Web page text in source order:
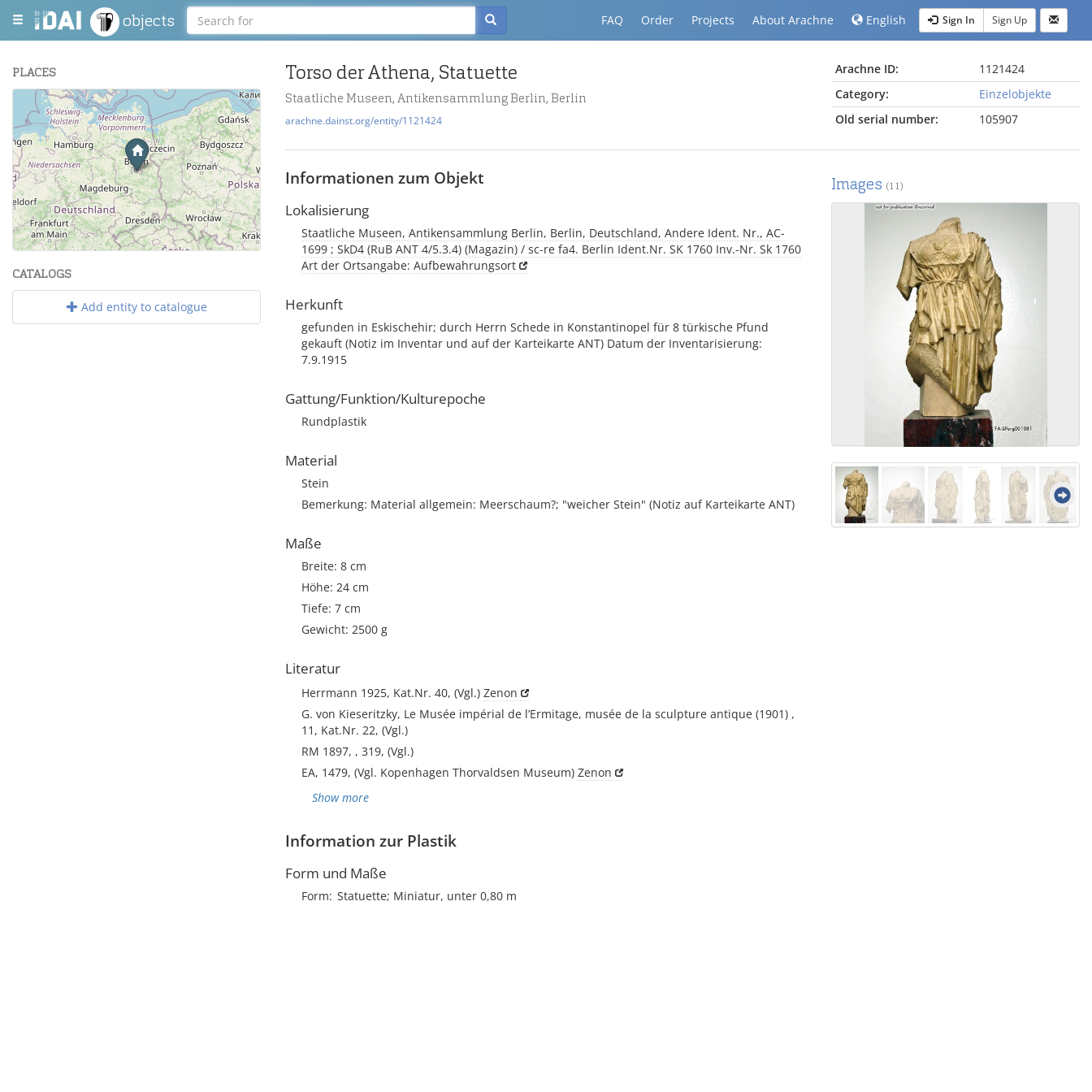
objects FAQ Order Projects About Arachne English Sign In Sign Up
PLACES
+
−
Leaflet| Maps and Data ©OpenStreetMap.
CATALOGS
Add entity to catalogue
Torso der Athena, Statuette
Staatliche Museen, Antikensammlung Berlin, Berlin
arachne.dainst.org/entity/1121424
Arachne ID:
1121424
Category:
Einzelobjekte
Old serial number:
105907
Informationen zum Objekt
Lokalisierung
Staatliche Museen, Antikensammlung Berlin, Berlin, Deutschland, Andere Ident. Nr., AC-
1699 ; SkD4 (RuB ANT 4/5.3.4) (Magazin) / sc-re fa4. Berlin Ident.Nr. SK 1760 Inv.-Nr. Sk 1760
Art der Ortsangabe: Aufbewahrungsort
Herkunft
gefunden in Eskischehir; durch Herrn Schede in Konstantinopel für 8 türkische Pfund
gekauft (Notiz im Inventar und auf der Karteikarte ANT) Datum der Inventarisierung:
7.9.1915
Gattung/Funktion/Kulturepoche
Rundplastik
Material
Stein
Bemerkung: Material allgemein: Meerschaum?; "weicher Stein" (Notiz auf Karteikarte ANT)
Maße
Breite: 8 cm
Höhe: 24 cm
Tiefe: 7 cm
Gewicht: 2500 g
Literatur
Herrmann 1925, Kat.Nr. 40, (Vgl.) Zenon
G. von Kieseritzky, Le Musée impérial de l’Ermitage, musée de la sculpture antique (1901) ,
11, Kat.Nr. 22, (Vgl.)
RM 1897, , 319, (Vgl.)
EA, 1479, (Vgl. Kopenhagen Thorvaldsen Museum) Zenon
Show more
Information zur Plastik
Form und Maße
Form Statuette; Miniatur, unter 0,80 m
Images (11)